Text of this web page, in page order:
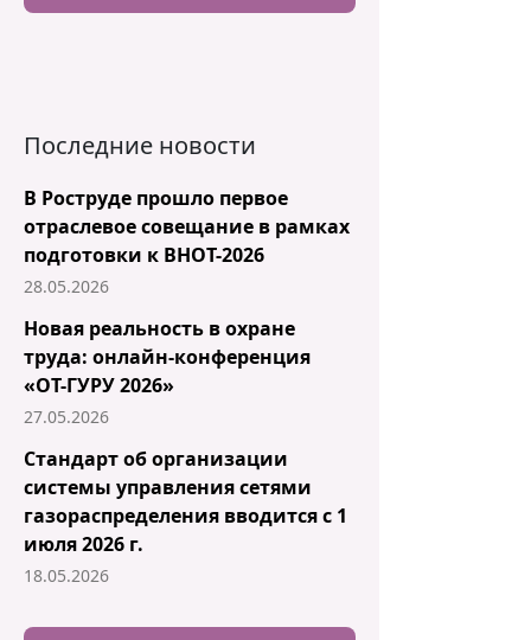
Последние новости
В Роструде прошло первое
отраслевое совещание в рамках
подготовки к ВНОТ-2026
28.05.2026
Новая реальность в охране
труда: онлайн-конференция
«ОТ-ГУРУ 2026»
27.05.2026
Стандарт об организации
системы управления сетями
газораспределения вводится с 1
июля 2026 г.
18.05.2026